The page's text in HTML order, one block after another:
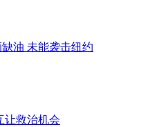
油 未能袭击纽约
让救治机会